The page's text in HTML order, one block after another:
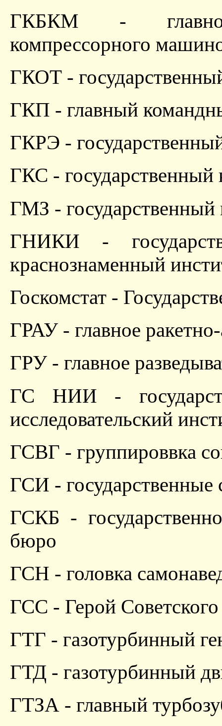
ГКБКМ - главное
компрессорного
ГКОТ -
ГКП - главный
ГКРЭ -
ГКС - государственный
ГМЗ -
ГНИКИ -
краснознаменный
Госкомстат -
ГРАУ - главное
ГРУ - главное
ГС НИИ -
исследовательский
ГСВГ - группироввка
ГСИ - государственные
ГСКБ -
бюро
ГСН - головка
ГСС - Герой
ГТГ - газотурбинный
ГТД - газотурбинный
ГТЗА - главный